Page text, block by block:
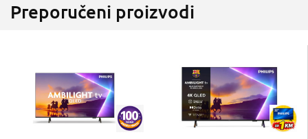
Preporučeni proizvodi